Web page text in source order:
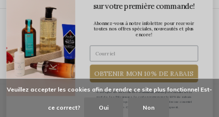
ÉCRIVEZ-NOUS
Veuillez accepter les cookies afin de rendre ce site plus fonctionnel Est-
ce correct? Oui Non
sur votre première commande!
Abonnez-vous à notre infolettre pour recevoir
toutes nos offres spéciales, nouveautés et plus
encore!
OBTENIR MON 10% DE RABAIS
*J'accepte de recevoir des communications par courriel de la
part de Les Précieuses. Le code promo pour le 10% de rabais
vous sera transmis par courriel une fois votre adresse courriel
confirmée. Certaines exclusions s'appliquent.